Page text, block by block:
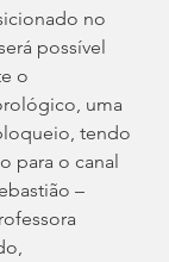
no
possível
o
uma
tendo
para o canal
–